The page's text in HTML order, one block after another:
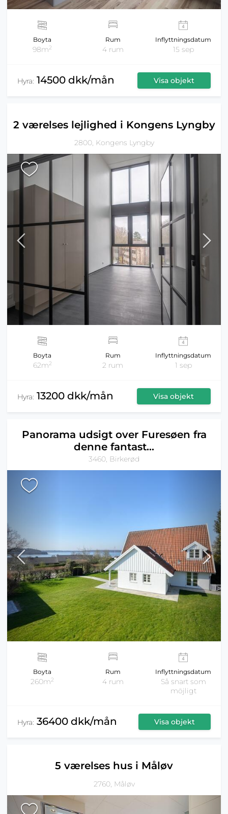
Boyta
98m2
Rum
4 rum
Inflyttningsdatum
15 sep
Hyra: 14500 dkk/mån Visa objekt
2 værelses lejlighed i Kongens Lyngby
2800, Kongens Lyngby
Boyta
62m2
Rum
2 rum
Inflyttningsdatum
1 sep
Hyra: 13200 dkk/mån Visa objekt
Panorama udsigt over Furesøen fra
denne fantast...
3460, Birkerød
Boyta
260m2
Rum
4 rum
Inflyttningsdatum
Så snart som
möjligt
Hyra: 36400 dkk/mån Visa objekt
5 værelses hus i Måløv
2760, Måløv